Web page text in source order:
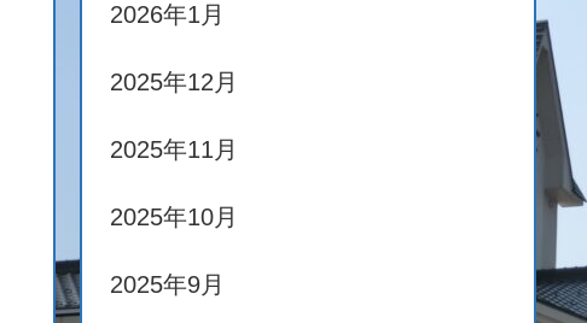
2026年1月
2025年12月
2025年11月
2025年10月
2025年9月